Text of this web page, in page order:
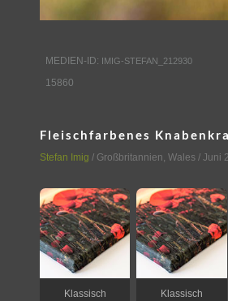
KONTAKT
MEDIEN-ID: IMIG-STEFAN_212930
15860
Fleischfarbenes
Stefan Imig / Großbritannien, Wales / Juni
Klassisch Klassisch